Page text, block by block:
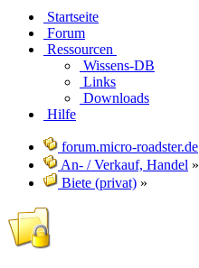
Startseite
Forum
Ressourcen
Wissens-DB
Links
Downloads
Hilfe
forum.micro-roadster.de
An- / Verkauf, Handel »
Biete (privat) »